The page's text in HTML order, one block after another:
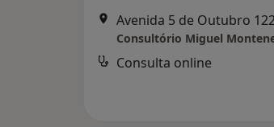
Avenida 5 de Outubro
Consultório Miguel
Consulta online